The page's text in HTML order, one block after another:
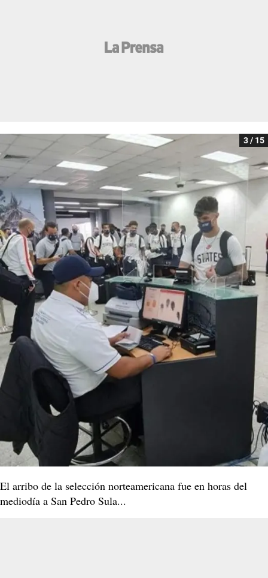
3 / 15
El arribo de la selección norteamericana fue en horas del
mediodía a San Pedro Sula...